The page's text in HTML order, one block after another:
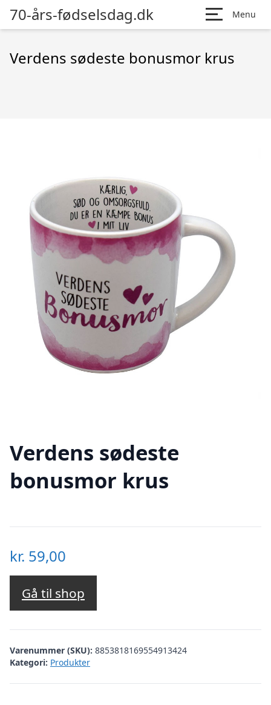
70-års-fødselsdag.dk Menu
Verdens sødeste bonusmor krus
Verdens sødeste
bonusmor krus
kr. 59,00
Gå til shop
Varenummer (SKU): 8853818169554913424
Kategori: Produkter